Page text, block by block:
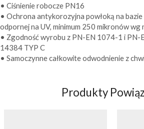
• Ciśnienie robocze PN16
• Ochrona antykorozyjna powłoką na
odpornej na UV, minimum 250 mikronów
• Zgodność wyrobu z PN-EN 1074-1 i
14384 TYP C
• Samoczynne całkowite odwodnienie z
Produkty